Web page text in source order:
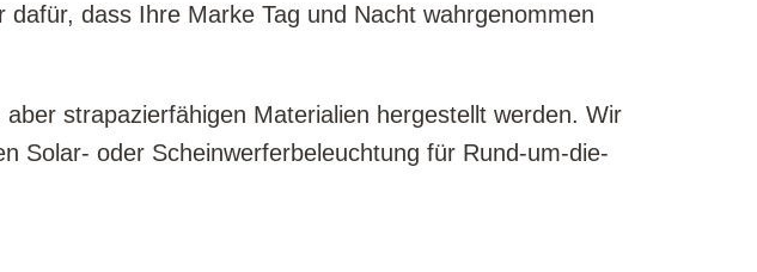
dass Ihre Marke Tag und Nacht wahrgenommen
strapazierfähigen Materialien hergestellt werden. Wir
Solar- oder Scheinwerferbeleuchtung für Rund-um-die-